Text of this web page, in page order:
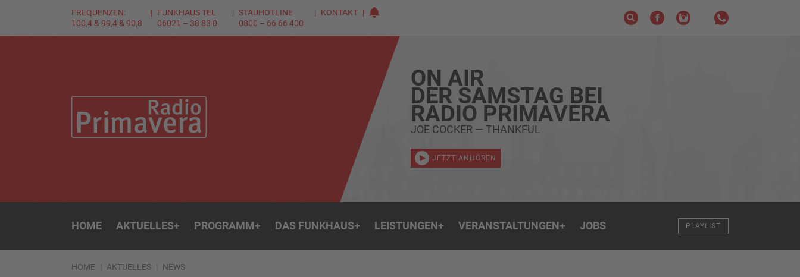
FREQUENZEN:
100,4 & 99,4 & 90,8
FUNKHAUS TEL
06021 – 38 83 0
STAUHOTLINE
0800 – 66 66 400
KONTAKT
ON AIR
DER SAMSTAG BEI
RADIO PRIMAVERA
JOE COCKER — THANKFUL
JETZT ANHÖREN
HOME AKTUELLES+ PROGRAMM+ DAS FUNKHAUS+ LEISTUNGEN+ VERANSTALTUNGEN+ JOBS PLAYLIST
HOME AKTUELLES NEWS